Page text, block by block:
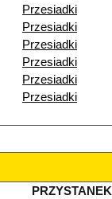
Przesiadki
Przesiadki
Przesiadki
Przesiadki
Przesiadki
Przesiadki
PRZYSTANEK